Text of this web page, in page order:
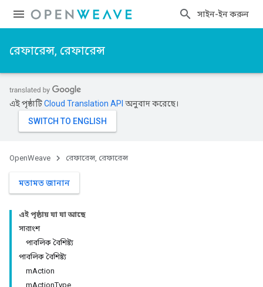
সাইন-ইন করুন
রেফারেন্স, রেফারেন্স
এই পৃষ্ঠাটিCloud Translation API অনুবাদ করেছে।
OpenWeave রেফারেন্স, রেফারেন্স
মতামত জানান
এই পৃষ্ঠায় যা যা আছে
সারাংশ
পাবলিক বৈশিষ্ট্য
পাবলিক বৈশিষ্ট্য
mAction
mActionType